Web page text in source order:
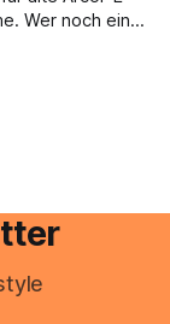
Wer noch eine
Mail & Cloud